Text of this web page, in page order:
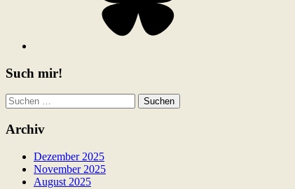
Such mir!
Suchen
nach:
Archiv
Dezember 2025
November 2025
August 2025